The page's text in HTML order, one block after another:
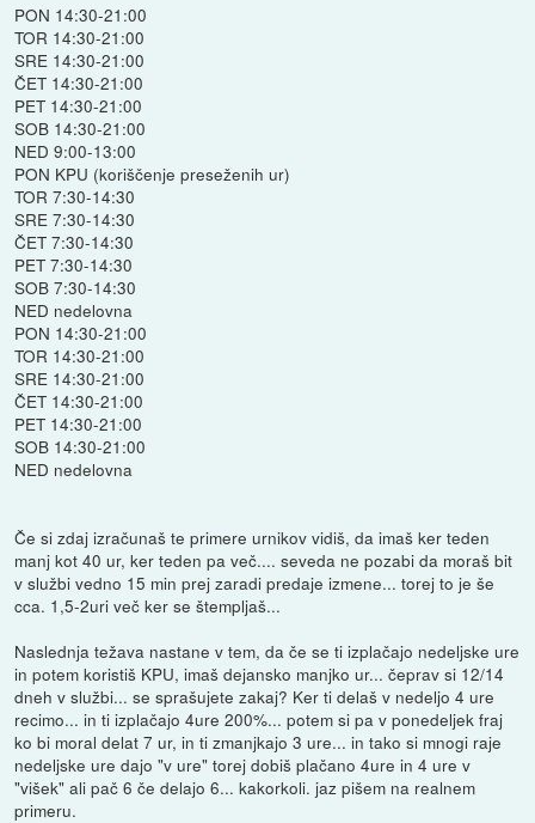
PON 14:30-21:00
TOR 14:30-21:00
SRE 14:30-21:00
ČET 14:30-21:00
PET 14:30-21:00
SOB 14:30-21:00
NED 9:00-13:00
PON KPU (koriščenje preseženih ur)
TOR 7:30-14:30
SRE 7:30-14:30
ČET 7:30-14:30
PET 7:30-14:30
SOB 7:30-14:30
NED nedelovna
PON 14:30-21:00
TOR 14:30-21:00
SRE 14:30-21:00
ČET 14:30-21:00
PET 14:30-21:00
SOB 14:30-21:00
NED nedelovna
Če si zdaj izračunaš te primere urnikov vidiš, da imaš ker teden
manj kot 40 ur, ker teden pa več.... seveda ne pozabi da moraš bit
v službi vedno 15 min prej zaradi predaje izmene... torej to je še
cca. 1,5-2uri več ker se štempljaš...
Naslednja težava nastane v tem, da če se ti izplačajo nedeljske ure
in potem koristiš KPU, imaš dejansko manjko ur... čeprav si 12/14
dneh v službi... se sprašujete zakaj? Ker ti delaš v nedeljo 4 ure
recimo... in ti izplačajo 4ure 200%... potem si pa v ponedeljek fraj
ko bi moral delat 7 ur, in ti zmanjkajo 3 ure... in tako si mnogi raje
nedeljske ure dajo "v ure" torej dobiš plačano 4ure in 4 ure v
"višek" ali pač 6 če delajo 6... kakorkoli. jaz pišem na realnem
primeru.